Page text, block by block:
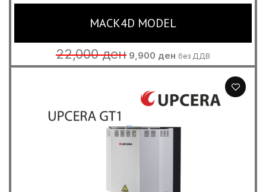
MACK4D MODEL
22,000ден Original
price
9,900 ден Current
price
без ДДВ